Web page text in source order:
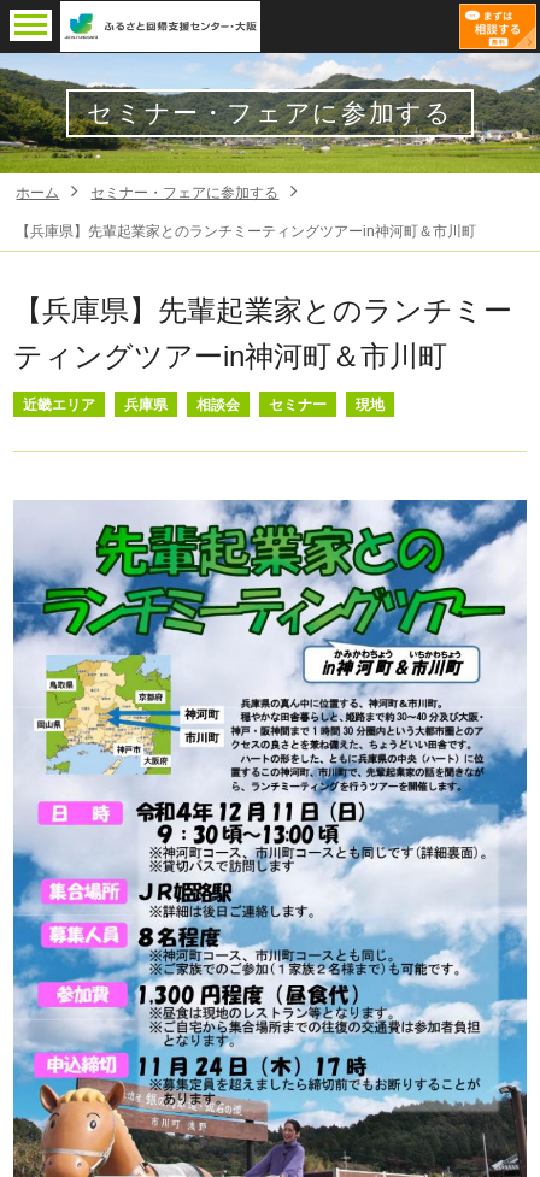
セミナー・フェアに参加する
ホーム セミナー・フェアに参加する
【兵庫県】先輩起業家とのランチミーティングツアーin神河町＆市川町
【兵庫県】先輩起業家とのランチミー
ティングツアーin神河町＆市川町
近畿エリア 兵庫県 相談会 セミナー 現地